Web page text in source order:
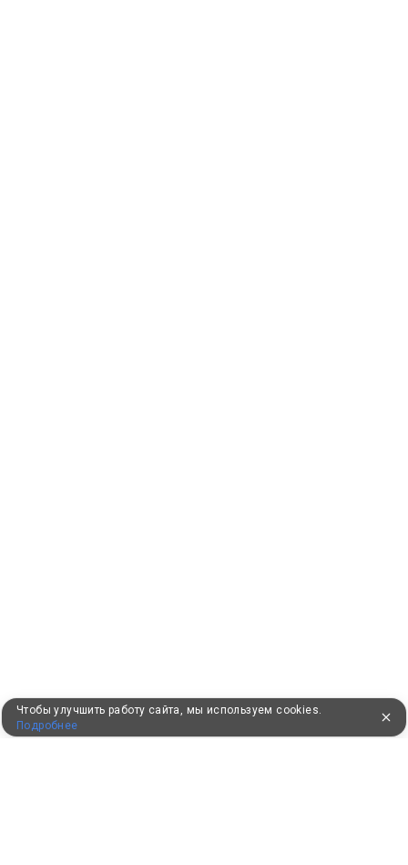
Чтобы улучшить работу сайта, мы используем cookies.
Подробнее